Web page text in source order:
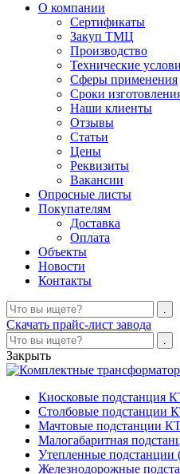
О компании
Сертификаты
Закуп ТМЦ
Производство
Технические
Сферы применения
Сроки
Наши клиенты
Отзывы
Статьи
Цены
Реквизиты
Вакансии
Опросные листы
Покупателям
Доставка
Оплата
Объекты
Новости
Контакты
Скачать прайс-лист завода
Закрыть
Киосковые
Столбовые
Мачтовые подстанции
Малогабаритная
Утепленные
Железнодорожные